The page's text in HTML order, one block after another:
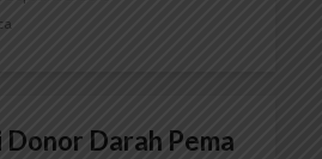
Darah Pema